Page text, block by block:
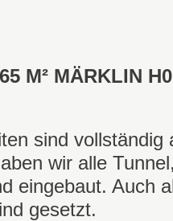
M² MÄRKLIN
sind vollständig
wir alle
eingebaut. Auch
gesetzt.